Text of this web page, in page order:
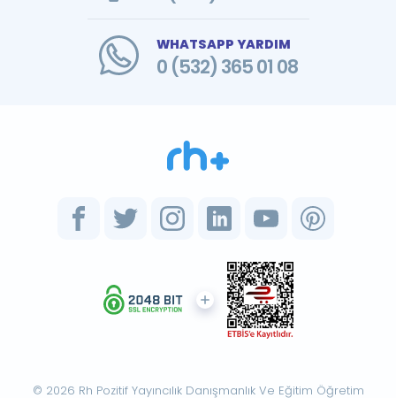
WHATSAPP YARDIM
0 (532) 365 01 08
© 2026 Rh Pozitif Yayıncılık Danışmanlık Ve Eğitim Öğretim